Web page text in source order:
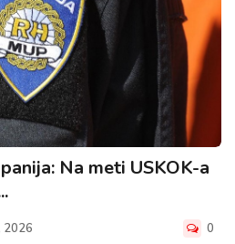
Na meti USKOK-a
2026 0